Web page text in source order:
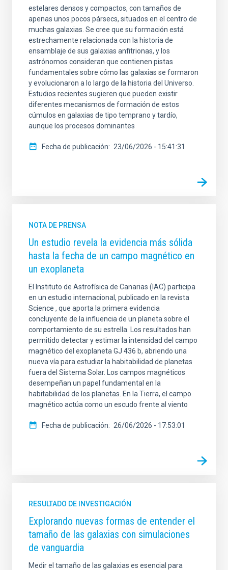
estelares densos y compactos, con tamaños de
apenas unos pocos pársecs, situados en el centro de
muchas galaxias. Se cree que su formación está
estrechamente relacionada con la historia de
ensamblaje de sus galaxias anfitrionas, y los
astrónomos consideran que contienen pistas
fundamentales sobre cómo las galaxias se formaron
y evolucionaron a lo largo de la historia del Universo.
Estudios recientes sugieren que pueden existir
diferentes mecanismos de formación de estos
cúmulos en galaxias de tipo temprano y tardío,
aunque los procesos dominantes
Fecha de publicación 23/06/2026 - 15:41:31
NOTA DE PRENSA
Un estudio revela la evidencia más sólida
hasta la fecha de un campo magnético en
un exoplaneta
El Instituto de Astrofísica de Canarias (IAC) participa
en un estudio internacional, publicado en la revista
Science , que aporta la primera evidencia
concluyente de la influencia de un planeta sobre el
comportamiento de su estrella. Los resultados han
permitido detectar y estimar la intensidad del campo
magnético del exoplaneta GJ 436 b, abriendo una
nueva vía para estudiar la habitabilidad de planetas
fuera del Sistema Solar. Los campos magnéticos
desempeñan un papel fundamental en la
habitabilidad de los planetas. En la Tierra, el campo
magnético actúa como un escudo frente al viento
Fecha de publicación 26/06/2026 - 17:53:01
RESULTADO DE INVESTIGACIÓN
Explorando nuevas formas de entender el
tamaño de las galaxias con simulaciones
de vanguardia
Medir el tamaño de las galaxias es esencial para